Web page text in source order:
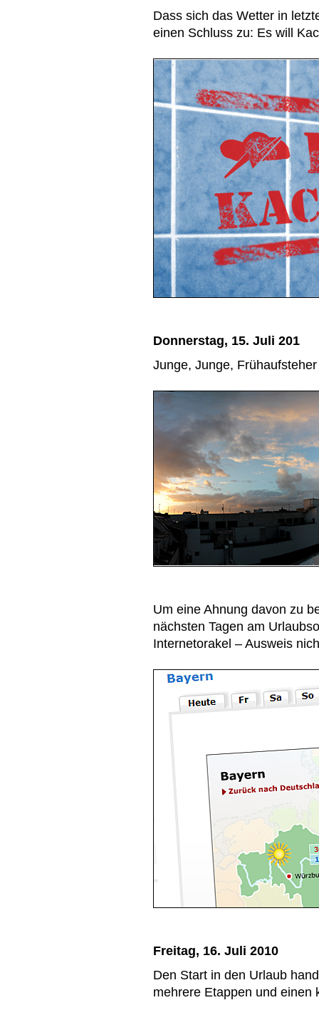
Dass sich das Wetter in
einen Schluss zu: Es will
Donnerstag, 15. Juli 201
Junge, Junge,
Um eine Ahnung davon zu
nächsten Tagen am
Internetorakel – Ausweis
Freitag, 16. Juli 2010
Den Start in den Urlaub
mehrere Etappen und einen